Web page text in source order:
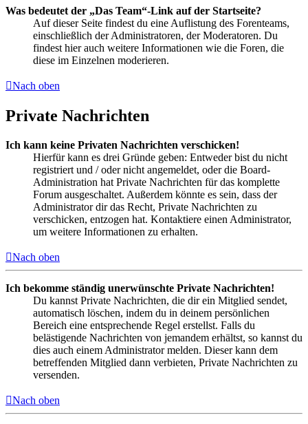
Was bedeutet der „Das Team“-Link auf der Startseite?
Auf dieser Seite findest du eine Auflistung des Forenteams,
einschließlich der Administratoren, der Moderatoren. Du
findest hier auch weitere Informationen wie die Foren, die
diese im Einzelnen moderieren.
Nach oben
Private Nachrichten
Ich kann keine Privaten Nachrichten verschicken!
Hierfür kann es drei Gründe geben: Entweder bist du nicht
registriert und / oder nicht angemeldet, oder die Board-
Administration hat Private Nachrichten für das komplette
Forum ausgeschaltet. Außerdem könnte es sein, dass der
Administrator dir das Recht, Private Nachrichten zu
verschicken, entzogen hat. Kontaktiere einen Administrator,
um weitere Informationen zu erhalten.
Nach oben
Ich bekomme ständig unerwünschte Private Nachrichten!
Du kannst Private Nachrichten, die dir ein Mitglied sendet,
automatisch löschen, indem du in deinem persönlichen
Bereich eine entsprechende Regel erstellst. Falls du
belästigende Nachrichten von jemandem erhältst, so kannst du
dies auch einem Administrator melden. Dieser kann dem
betreffenden Mitglied dann verbieten, Private Nachrichten zu
versenden.
Nach oben